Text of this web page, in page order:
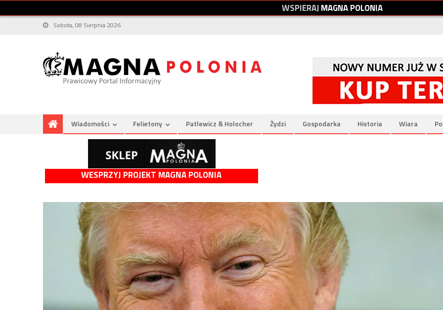
WSPIERAJMAGNAPOLONIA
Sobota, 08 Sierpnia 2026
Wiadomości Felietony Patlewicz & Holocher Żydzi Gospodarka Historia Wiara
WESPRZYJ PROJEKT MAGNA POLONIA